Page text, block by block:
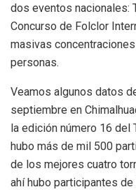
dos eventos nacionales:
Concurso de Folclor
masivas
personas.
Veamos algunos datos
septiembre en
la edición número 16 del
hubo más de mil 500
de los mejores cuatro
ahí hubo participantes de